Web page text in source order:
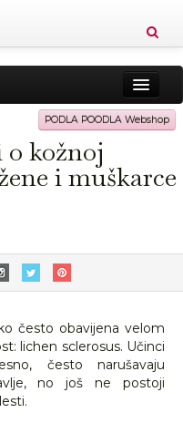
Zdravlje Vitkost
Putovanja Recepti
PODLA POODLA Webshop
o kožnoj
i muškarce
često obavijena velom
lichen sclerosus. Učinci
često narušavaju
no još ne postoji